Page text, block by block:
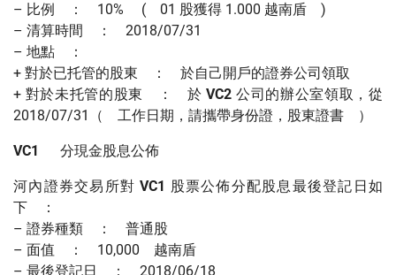
– 比例 ： 10% ( 01 股獲得 1.000 越南盾 )
– 清算時間 ： 2018/07/31
– 地點 ：
+ 對於已托管的股東 ： 於自己開戶的證券公司領取
+ 對於未托管的股東 ： 於VC2 公司的辦公室領取，從
2018/07/31（ 工作日期，請攜帶身份證，股東證書 ）
VC1 分現金股息公佈
河內證券交易所對VC1 股票公佈分配股息最後登記日如
下 ：
– 證券種類 ： 普通股
– 面值 ： 10,000 越南盾
– 最後登記日 ： 2018/06/18